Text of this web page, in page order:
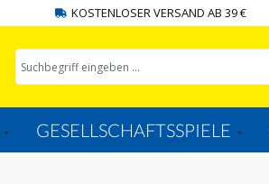
KOSTENLOSER VERSAND AB 39 €
GESELLSCHAFTSSPIELE